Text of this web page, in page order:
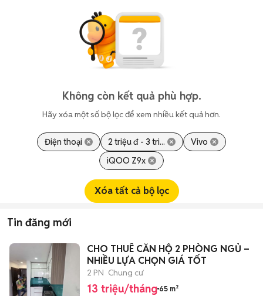
Không còn kết quả phù hợp.
Hãy xóa một số bộ lọc để xem nhiều kết quả hơn.
Điện thoại 2 triệu đ - 3 tri...
Vivo
iQOO Z9x
Xóa tất cả bộ lọc
Tin đăng mới
CHO THUÊ CĂN HỘ 2 PHÒNG NGỦ –
NHIỀU LỰA CHỌN GIÁ TỐT
2 PN Chung cư
13 triệu/tháng 65 m²